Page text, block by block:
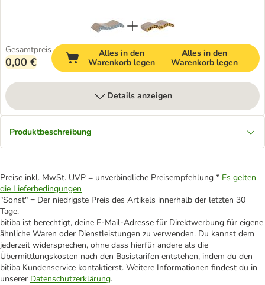
Gesamtpreis
0,00 €
Alles in den
Warenkorb legen
Alles in den
Warenkorb legen
Details anzeigen
Produktbeschreibung
Preise inkl. MwSt. UVP = unverbindliche Preisempfehlung * Es gelten
die Lieferbedingungen
"Sonst" = Der niedrigste Preis des Artikels innerhalb der letzten 30
Tage.
bitiba ist berechtigt, deine E-Mail-Adresse für Direktwerbung für eigene
ähnliche Waren oder Dienstleistungen zu verwenden. Du kannst dem
jederzeit widersprechen, ohne dass hierfür andere als die
Übermittlungskosten nach den Basistarifen entstehen, indem du den
bitiba Kundenservice kontaktierst. Weitere Informationen findest du in
unserer Datenschutzerklärung.